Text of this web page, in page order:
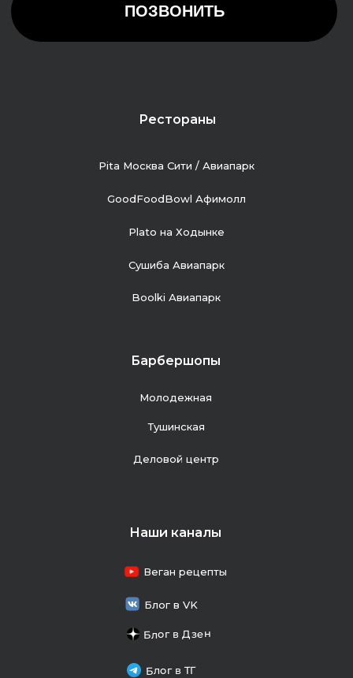
Барбершопы
Молодежная
Тушинская
Деловой центр
Рестораны
Pita Москва Сити / Авиапарк
GoodFoodBowl Афимолл
Plato на Ходынке
Сушиба Авиапарк
Boolki Авиапарк
Наши каналы
Блог в VK
Веган рецепты
Блог в ТГ
Блог в Дзен